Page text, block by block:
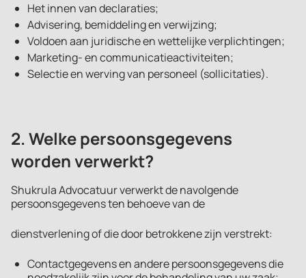
Het innen van declaraties;
Advisering, bemiddeling en verwijzing;
Voldoen aan juridische en wettelijke verplichtingen;
Marketing- en communicatieactiviteiten;
Selectie en werving van personeel (sollicitaties).
2. Welke persoonsgegevens
worden verwerkt?
Shukrula Advocatuur verwerkt de navolgende
persoonsgegevens ten behoeve van de
dienstverlening of die door betrokkene zijn verstrekt:
Contactgegevens en andere persoonsgegevens die